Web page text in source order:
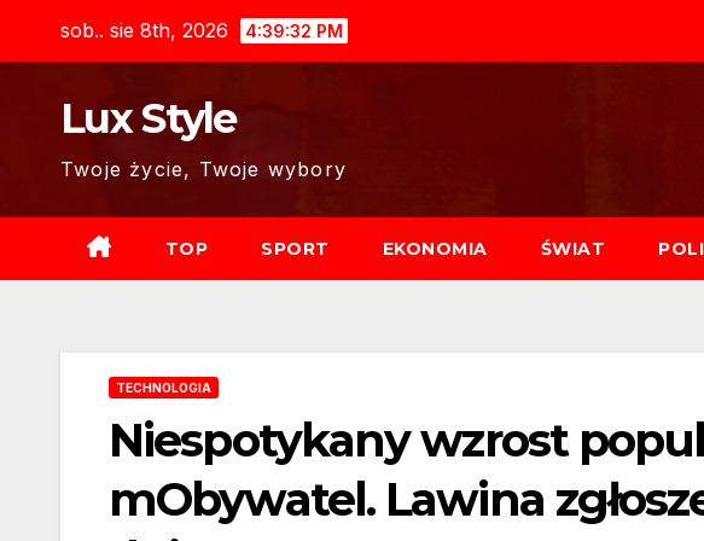
sob.. sie 8th, 2026 4:39:33 PM
Lux Style
Twoje życie, Twoje wybory
TOP SPORT EKONOMIA ŚWIAT
TECHNOLOGIA
Niespotykany wzrost
mObywatel. Lawina